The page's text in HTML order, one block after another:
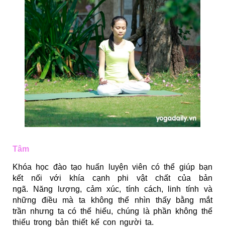
Tâm
Khóa học đào tạo huấn luyện viên có thể giúp bạn
kết nối với khía cạnh phi vật chất của bản
ngã.
Năng lượng, cảm xúc, tính cách, linh tính và
những điều mà ta không thể nhìn thấy bằng mắt
trần nhưng ta có thể hiểu, chúng là phần không thể
thiếu trong bản thiết kế con người ta.